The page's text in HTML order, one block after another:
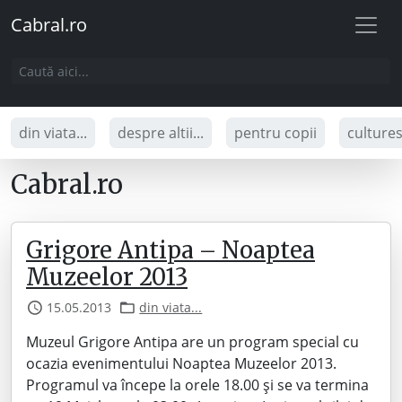
Cabral.ro
din viata... despre altii... pentru copii
Cabral.ro
Grigore Antipa – Noaptea
Muzeelor 2013
15.05.2013 din viata...
Muzeul Grigore Antipa are un program special cu
ocazia evenimentului Noaptea Muzeelor 2013.
Programul va începe la orele 18.00 și se va termina